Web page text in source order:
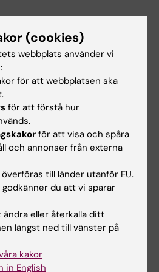
group, BioNut (på engelska)
och
IMM
KI (på engelska)
BioNut
(cookies)
webbplats använder vi
för att webbplatsen ska
för att förstå hur
för att visa och spåra
och annonser från externa
till länder utanför EU.
du att vi sparar
ändra eller återkalla ditt
längst ned till vänster på
kakor
in English